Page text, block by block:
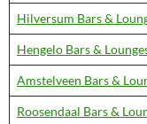
Hilversum Bars &
Hengelo Bars &
Amstelveen Bars &
Roosendaal Bars &